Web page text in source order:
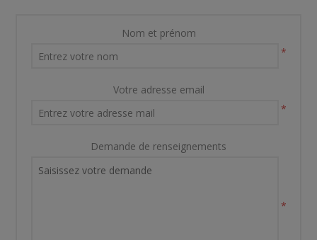
Nom et prénom
*
Votre adresse email
*
Demande de renseignements
*